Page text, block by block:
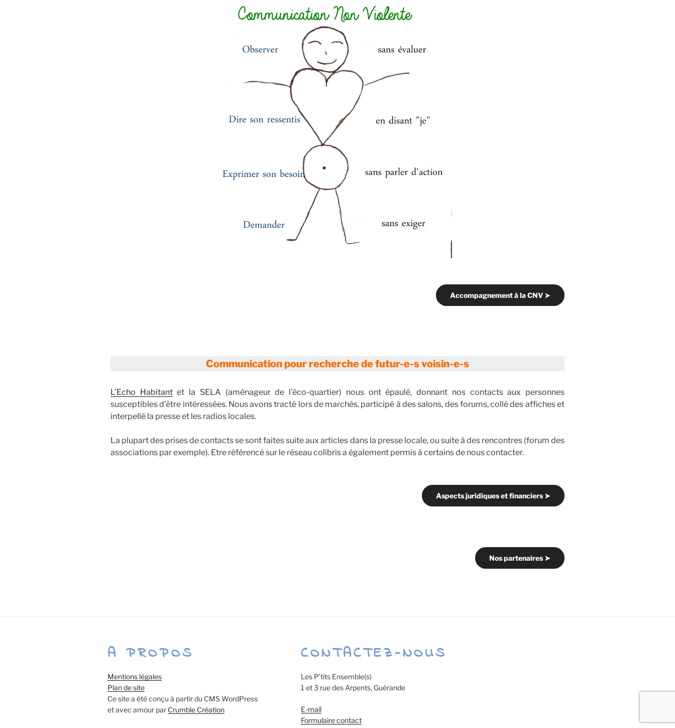
Accompagnement à la CNV ➤
Communication pour recherche de futur-e-s voisin-e-s
L’Echo Habitantet la SELA (aménageur de l’éco-quartier) nous ont épaulé, donnant nos contacts aux personnes
susceptibles d’être intéressées. Nous avons tracté lors de marchés, participé à des salons, des forums, collé des affiches et
interpellé la presse et les radios locales.
La plupart des prises de contacts se sont faites suite aux articles dans la presse locale, ou suite à des rencontres (forum des
associations par exemple). Etre référencé sur le réseau colibris a également permis à certains de nous contacter.
Aspects juridiques et financiers ➤
Nos partenaires ➤
A PROPOS
Mentions légales
Plan de site
Ce site a été conçu à partir du CMS WordPress
et avec amour par Crumble Création
CONTACTEZ-NOUS
Les P’tits Ensemble(s)
1 et 3 rue des Arpents, Guérande
E-mail
Formulaire contact